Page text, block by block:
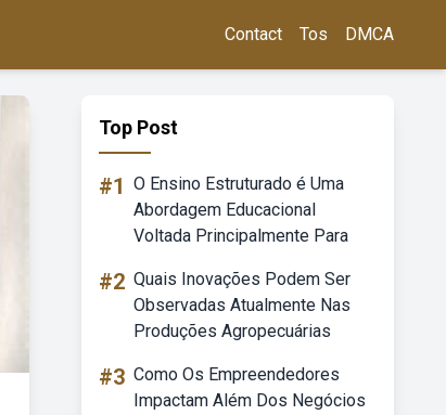
Contact Tos DMCA
Top Post
#1 O Ensino Estruturado é Uma
Abordagem Educacional
Voltada Principalmente Para
#2 Quais Inovações Podem Ser
Observadas Atualmente Nas
Produções Agropecuárias
#3 Como Os Empreendedores
Impactam Além Dos Negócios